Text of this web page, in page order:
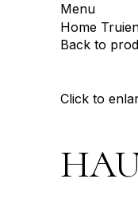
Menu
Home
Back to
Click to